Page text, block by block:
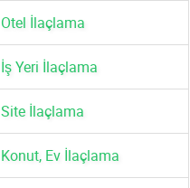
Otel İlaçlama
İş Yeri İlaçlama
Site İlaçlama
Konut, Ev İlaçlama